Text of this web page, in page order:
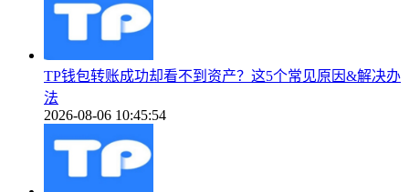
TP钱包转账成功却看不到资产？这5个常见原因&解决办
法
2026-08-06 10:45:54